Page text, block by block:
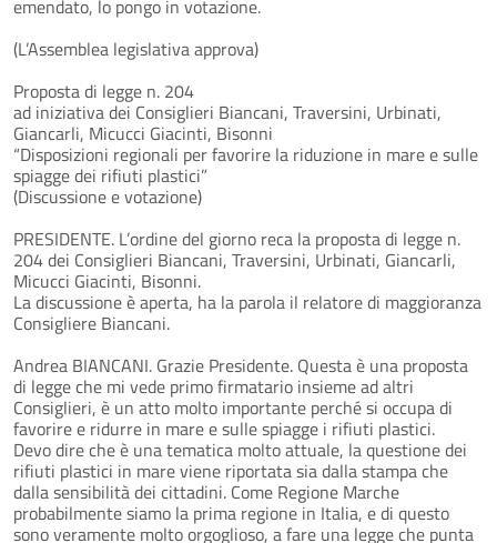
emendato, lo pongo in votazione.
(L’Assemblea legislativa approva)
Proposta di legge n. 204
ad iniziativa dei Consiglieri Biancani, Traversini, Urbinati,
Giancarli, Micucci Giacinti, Bisonni
“Disposizioni regionali per favorire la riduzione in mare e sulle
spiagge dei rifiuti plastici”
(Discussione e votazione)
PRESIDENTE. L’ordine del giorno reca la proposta di legge n.
204 dei Consiglieri Biancani, Traversini, Urbinati, Giancarli,
Micucci Giacinti, Bisonni.
La discussione è aperta, ha la parola il relatore di maggioranza
Consigliere Biancani.
Andrea BIANCANI. Grazie Presidente. Questa è una proposta
di legge che mi vede primo firmatario insieme ad altri
Consiglieri, è un atto molto importante perché si occupa di
favorire e ridurre in mare e sulle spiagge i rifiuti plastici.
Devo dire che è una tematica molto attuale, la questione dei
rifiuti plastici in mare viene riportata sia dalla stampa che
dalla sensibilità dei cittadini. Come Regione Marche
probabilmente siamo la prima regione in Italia, e di questo
sono veramente molto orgoglioso, a fare una legge che punta